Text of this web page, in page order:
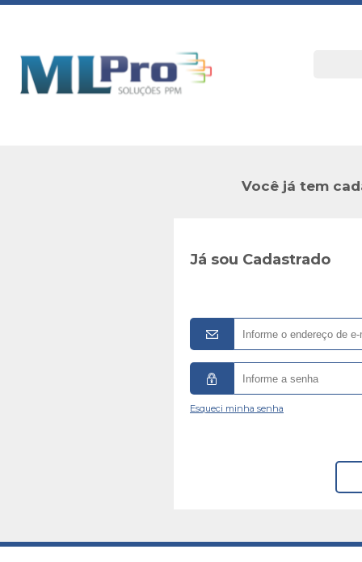
Você já tem
Já sou Cadastrado
Esqueci minha senha